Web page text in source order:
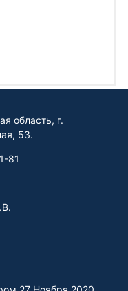
область, г.
53.
81